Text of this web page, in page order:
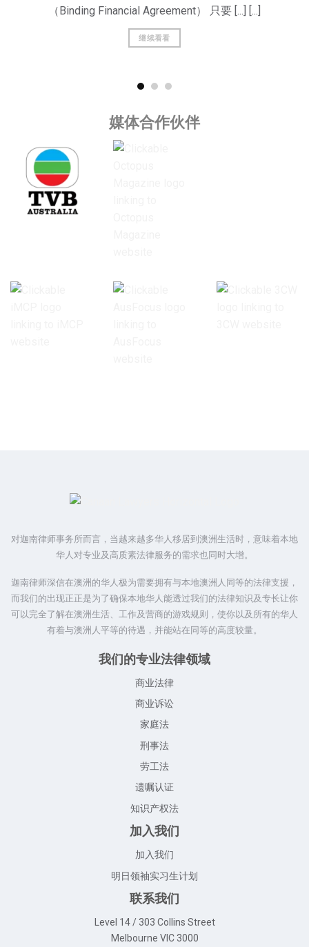
（Binding Financial Agreement） 只要 [...] [...]
继续看看
媒体合作伙伴
对迦南律师事务所而言，当越来越多华人移居到澳洲生活时，意味着本地
华人对专业及高质素法律服务的需求也同时大增。
迦南律师深信在澳洲的华人极为需要拥有与本地澳洲人同等的法律支援，
而我们的出现正正是为了确保本地华人能透过我们的法律知识及专长让你
可以完全了解在澳洲生活、工作及营商的游戏规则，使你以及所有的华人
有着与澳洲人平等的待遇，并能站在同等的高度较量。
我们的专业法律领域
商业法律
商业诉讼
家庭法
刑事法
劳工法
遗嘱认证
知识产权法
加入我们
加入我们
明日领袖实习生计划
联系我们
Level 14 / 303 Collins Street
Melbourne VIC 3000